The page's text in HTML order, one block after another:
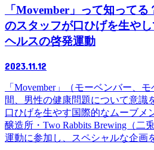
「Movember」って知って
のスタッフが口ひげを生や
ヘルスの啓発運動
2023.11.12
「Movember」（モーベンバー、
間、男性の健康問題について意識
口ひげを生やす国際的なムーブメ
醸造所・Two Rabbits Brewing（二
運動に参加し、スペシャルな企画